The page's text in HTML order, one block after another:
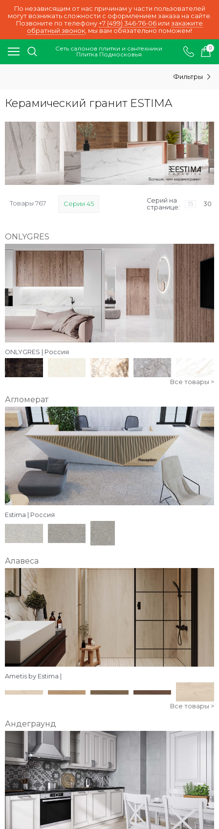
По независящим от нас причинам у части пользователей
могут возникать сложности с оформлением заказа на сайте.
Позвоните по телефону +7 (499) 346-76-06 или закажите
обратный звонок, мы вам обязательно поможем!
Сеть салонов плитки и сантехники
Плитка Подмосковья
0
Фильтры
Керамический гранит ESTIMA
Товары 767 Серии 45
Серий на
странице:
15 30
ONLYGRES
ONLYGRES | Россия
Все товары >
Агломерат
Estima | Россия
Алавеса
Ametis by Estima |
Все товары >
Андеграунд